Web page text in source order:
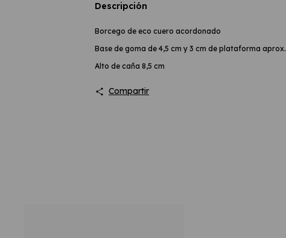
Descripción
Borcego de eco cuero acordonado
Base de goma de 4,5 cm y 3 cm de plataforma aprox.
Alto de caña 8,5 cm
Compartir